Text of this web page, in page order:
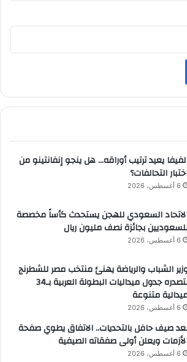
يعيد ترتيب أوراقه… هل ينجو إنفانتينو من
التحالفات؟
6 أغسطس، 2026
السعودي للهجن يستحدث كأساً مخصصة
بجائزة نصف مليون ريال
6 أغسطس، 2026
الشباب والرياضة يهنئ منتخب مصر للشطرنج
بتصدره جدول ميداليات البطولة العربية بـ34
متنوعة
6 أغسطس، 2026
صيف حافل بالتحديات.. الاتفاق يطوي صفحة
ويعلن أولى صفقاته الصيفية
6 أغسطس، 2026